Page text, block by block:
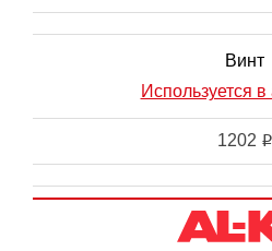
Винт
Используется в
1202 i